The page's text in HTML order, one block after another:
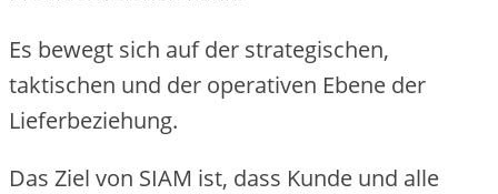
Es bewegt sich auf der strategischen,
taktischen und der operativen Ebene der
Lieferbeziehung.
Das Ziel von SIAM ist, dass Kunde und alle